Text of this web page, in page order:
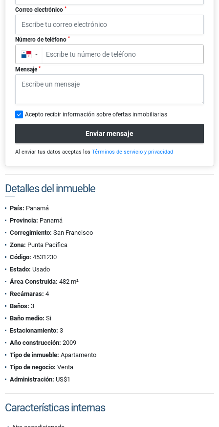
Correo electrónico *
Número de teléfono *
▼
Mensaje *
Acepto recibir información sobre ofertas inmobiliarias
Enviar mensaje
Al enviar tus datos aceptas los Términos de servicio y privacidad
Detalles del inmueble
País: Panamá
Provincia: Panamá
Corregimiento: San Francisco
Zona: Punta Pacifica
Código: 4531230
Estado: Usado
Área Construida: 482 m²
Recámaras: 4
Baños: 3
Baño medio: Si
Estacionamiento: 3
Año construcción: 2009
Tipo de inmueble: Apartamento
Tipo de negocio: Venta
Administración: US$1
Características internas